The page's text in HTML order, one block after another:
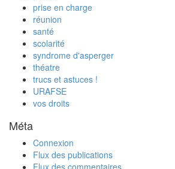
prise en charge
réunion
santé
scolarité
syndrome d'asperger
théatre
trucs et astuces !
URAFSE
vos droits
Méta
Connexion
Flux des publications